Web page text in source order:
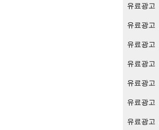
유료광고
유료광고
유료광고
유료광고
유료광고
유료광고
유료광고